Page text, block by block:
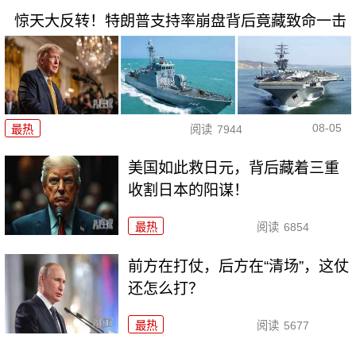
惊天大反转！特朗普支持率崩盘背后竟藏致命一击
最热 阅读 7944 08-05
美国如此救日元，背后藏着三重
收割日本的阳谋！
最热 阅读 6854
前方在打仗，后方在“清场”，这仗
还怎么打？
最热 阅读 5677